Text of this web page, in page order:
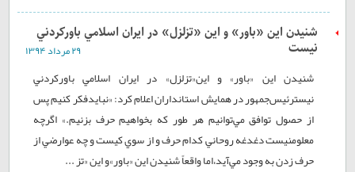
شنيدن اين «باور» و اين «تزلزل» در ايران اسلامي باوركردني
نيست ۲۹ مرداد ۱۳۹۴
شنيدن اين «باور» و اين«تزلزل» در ايران اسلامي باوركردني
نيسترئيس‌جمهور در همايش استانداران اعلام كرد: «نبايدفكر كنيم پس
از حصول توافق مي‌توانيم هر طور كه بخواهيم حرف بزنيم.» اگرچه
معلومنيست دغدغه روحاني كدام حرف و از سوي كيست و چه عوارضي از
حرف زدن به وجود مي‌آيد،اما واقعاً شنيدن اين «باور»و اين «تز ...